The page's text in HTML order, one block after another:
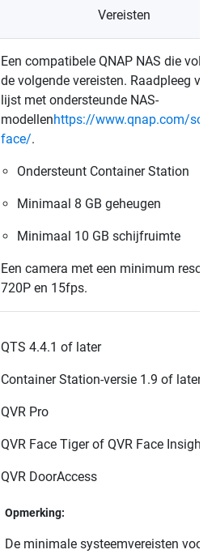
Vereisten
Een compatibele QNAP NAS die
de volgende vereisten. Raadpleeg
lijst met ondersteunde NAS-
modellenhttps://www.qnap.com/
face/.
Ondersteunt Container Station
Minimaal 8 GB geheugen
Minimaal 10 GB schijfruimte
Een camera met een minimum
720P en 15fps.
QTS 4.4.1 of later
Container Station-versie 1.9 of later
QVR Pro
QVR Face Tigerof QVR Face Insight
QVR DoorAccess
Opmerking:
De minimale systeemvereisten voor